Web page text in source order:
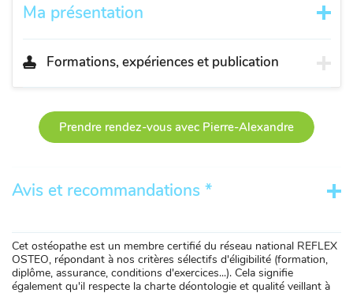
Ma présentation
Formations, expériences et publication
Prendre rendez-vous avec Pierre-Alexandre
Avis et recommandations *
Cet ostéopathe est un membre certifié du réseau national REFLEX
OSTEO, répondant à nos critères sélectifs d'éligibilité (formation,
diplôme, assurance, conditions d'exercices...). Cela signifie
également qu'il respecte la charte déontologie et qualité veillant à